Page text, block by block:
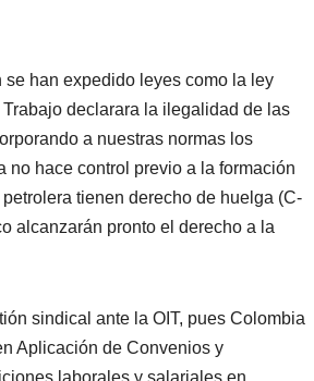
han expedido leyes como la ley
declarara la ilegalidad de las
a nuestras normas los
no hace control previo a la formación
tienen derecho de huelga (C-
alcanzarán pronto el derecho a la
sindical ante la OIT, pues Colombia
Aplicación de Convenios y
laborales y salariales en